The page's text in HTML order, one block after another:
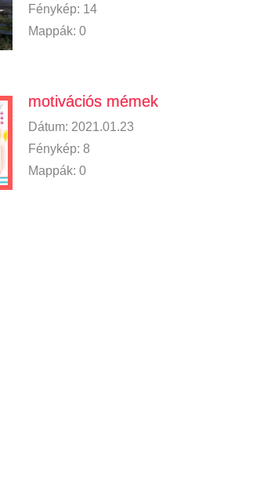
Fénykép: 14
Mappák: 0
motivációs mémek
Dátum: 2021.01.23
Fénykép: 8
Mappák: 0